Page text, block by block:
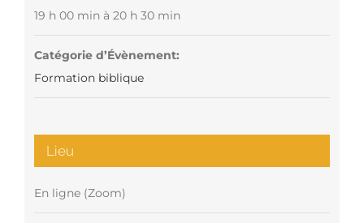
19 h 00 min à 20 h 30 min
Catégorie d’Évènement:
Formation biblique
Lieu
En ligne (Zoom)